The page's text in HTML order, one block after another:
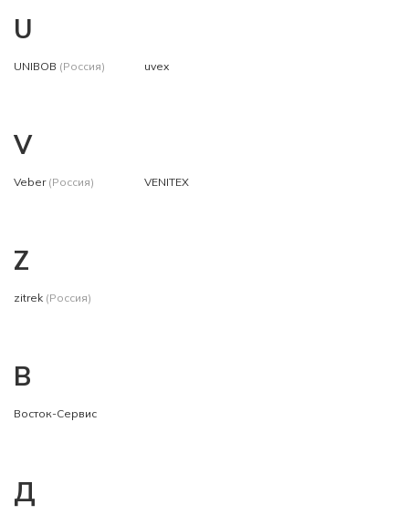
U
UNIBOB (Россия) uvex
V
Veber (Россия) VENITEX
Z
zitrek (Россия)
В
Восток-Сервис
Д